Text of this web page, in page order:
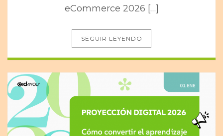
eCommerce 2026 […]
SEGUIR LEYENDO